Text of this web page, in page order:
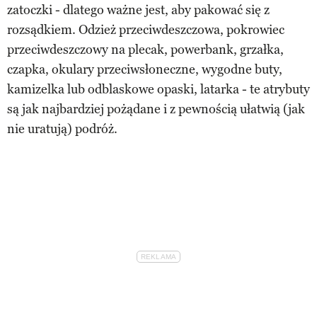
zatoczki - dlatego ważne jest, aby pakować się z
rozsądkiem. Odzież przeciwdeszczowa, pokrowiec
przeciwdeszczowy na plecak, powerbank, grzałka,
czapka, okulary przeciwsłoneczne, wygodne buty,
kamizelka lub odblaskowe opaski, latarka - te atrybuty
są jak najbardziej pożądane i z pewnością ułatwią (jak
nie uratują) podróż.